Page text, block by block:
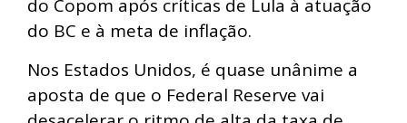
do Copom após críticas de Lula à atuação
do BC e à meta de inflação.
Nos Estados Unidos, é quase unânime a
aposta de que o Federal Reserve vai